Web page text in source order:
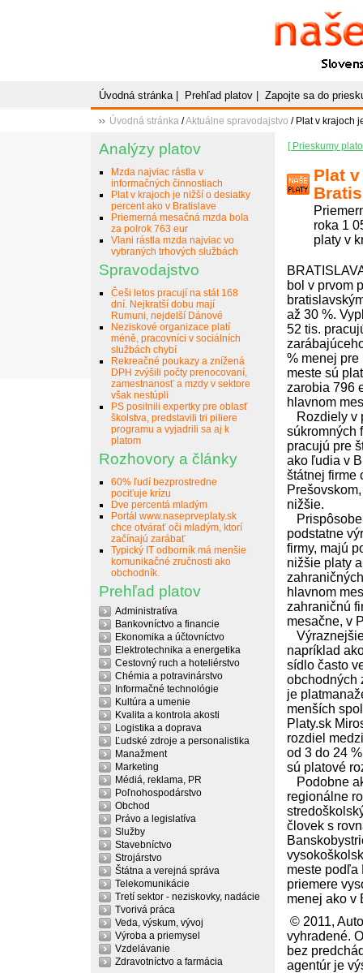
Naše
Slovenský
Úvodná stránka| Prehľad platov Zapojte sa do
Úvodná stránka /Aktuálne spravodajstvo / Plat v krajoch
Analýzy platov
Mzda najviac rástla v
informačných činnostiach
Plat v krajoch je nižší o desiatky
percent ako v Bratislave
Priemerná mesačná mzda bola
za polrok 763 eur
Vlani rástla mzda najviac vo
vybraných trhových službách
Spravodajstvo
Češi letos pracují na stát 168
dní. Nejkratší dobu mají
Rumuni, nejdelší Dánové
Neziskové organizace platí
méně, pracovníci v sociálních
službách chybí
Rekreačné poukazy a znížená
DPH zvýšili počty prenocovaní,
zamestnanosť a mzdy v sektore
však nestúpli
PS posilnili expertky pre oblasť
školstva, predstavili tri piliere
programu a vyjadrili sa aj k
platom
Rozhovory a články
60% ľudí bezprostredne
pociťuje krízu
Dve percentá mladým
Portál www.naseprveplaty.sk
chce otvárať oči mladým, ktorí
začínajú zarábať
Typický IT odborník má menšie
komunikačné zručnosti ako
obchodník.
Prehľad platov
Administratíva
Bankovníctvo a financie
Ekonomika a účtovníctvo
Elektrotechnika a energetika
Cestovný ruch a hoteliérstvo
Chémia a potravinárstvo
Informačné technológie
Kultúra a umenie
Kvalita a kontrola akosti
Logistika a doprava
Ľudské zdroje a personalistika
Manažment
Marketing
Médiá, reklama, PR
Poľnohospodárstvo
Obchod
Právo a legislatíva
Služby
Stavebníctvo
Strojárstvo
Štátna a verejná správa
Telekomunikácie
Tretí sektor - neziskovky, nadácie
Tvorivá práca
Veda, výskum, vývoj
Výroba a priemysel
Vzdelávanie
Zdravotníctvo a farmácia
[ Prieskumy
Plat
roka 1
platy v
bol v prvom
až 30 %.
52 tis.
% menej
meste sú
zarobia 796
hlavnom
Rozdiely v
súkromných
pracujú pre
ako ľudia v
štátnej firme
nižšie.
podstatne
firmy, majú
nižšie platy
hlavnom
zahraničnú
mesačne, v
napríklad
sídlo často
obchodných
je
menších
Platy.sk
rozdiel
od 3 do 24
sú platové
Podobne
regionálne
človek s
meste podľa
priemere
menej ako v
© 2011,
vyhradené.
bez
agentúr je